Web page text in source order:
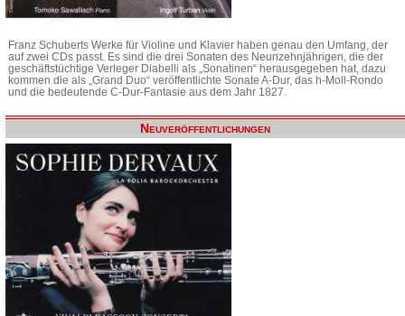
Franz Schuberts Werke für Violine und Klavier haben genau den Umfang, der
auf zwei CDs passt. Es sind die drei Sonaten des Neunzehnjährigen, die der
geschäftstüchtige Verleger Diabelli als „Sonatinen“ herausgegeben hat, dazu
kommen die als „Grand Duo“ veröffentlichte Sonate A-Dur, das h-Moll-Rondo
und die bedeutende C-Dur-Fantasie aus dem Jahr 1827.
Neuveröffentlichungen